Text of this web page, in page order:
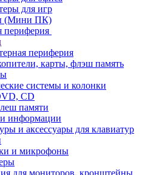
для игр
(Мини ПК)
периферия
периферия
карты, флэш память
системы и колонки
CD
памяти
информации
и аксессуары для клавиатур
и микрофоны
для мониторов, кронштейны